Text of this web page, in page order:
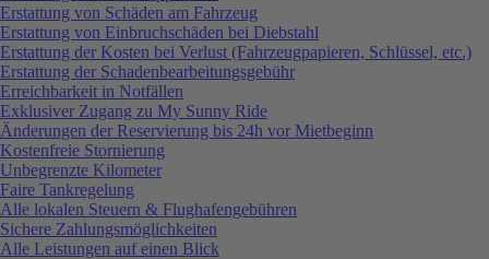
Erstattung von Schäden am Fahrzeug
Erstattung von Einbruchschäden bei Diebstahl
Erstattung der Kosten bei Verlust (Fahrzeugpapieren, Schlüssel, etc.)
Erstattung der Schadenbearbeitungsgebühr
Erreichbarkeit in Notfällen
Exklusiver Zugang zu My Sunny Ride
Änderungen der Reservierung bis 24h vor Mietbeginn
Kostenfreie Stornierung
Unbegrenzte Kilometer
Faire Tankregelung
Alle lokalen Steuern & Flughafengebühren
Sichere Zahlungsmöglichkeiten
Alle Leistungen auf einen Blick